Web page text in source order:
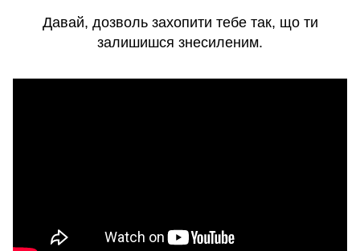
Давай, дозволь захопити тебе так, що ти
залишишся знесиленим.